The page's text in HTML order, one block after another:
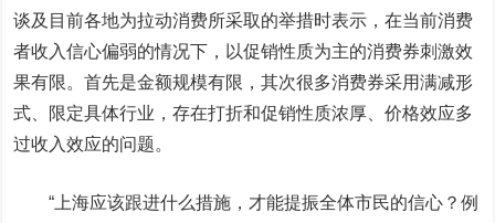
谈及目前各地为拉动消费所采取的举措时表示，在当前消费
者收入信心偏弱的情况下，以促销性质为主的消费券刺激效
果有限。首先是金额规模有限，其次很多消费券采用满减形
式、限定具体行业，存在打折和促销性质浓厚、价格效应多
过收入效应的问题。
“上海应该跟进什么措施，才能提振全体市民的信心？例